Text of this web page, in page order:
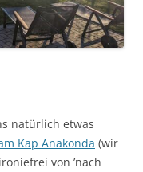
natürlich etwas
Kap Anakonda (wir
von ’nach